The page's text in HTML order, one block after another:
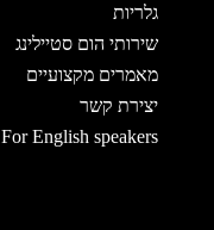
גלריות
שירותי הום סטיילינג
מאמרים מקצועיים
יצירת קשר
For English speakers